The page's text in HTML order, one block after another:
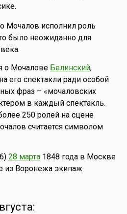
Мочалов исполнил роль
было неожиданно для
о Мочалове Белинский,
его спектакли ради особой
фраз – «мочаловских
в каждый спектакль.
250 ролей на сцене
считается символом
28 марта1848 года в Москве
из Воронежа экипаж